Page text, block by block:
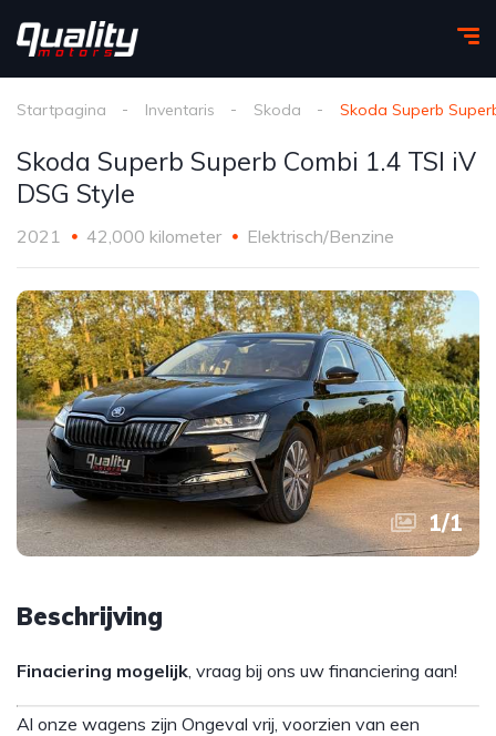
Startpagina Inventaris Skoda Skoda Superb
Skoda Superb Superb Combi 1.4 TSI iV
DSG Style
2021 42,000 kilometer Elektrisch/Benzine
1/1
Beschrijving
Finaciering mogelijk, vraag bij ons uw financiering aan!
Al onze wagens zijn Ongeval vrij, voorzien van een